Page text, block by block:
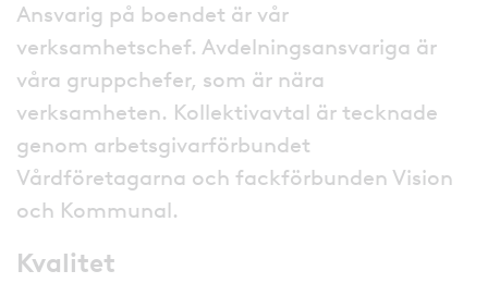
Ansvarig på boendet är vår
verksamhetschef. Avdelningsansvariga är
våra gruppchefer, som är nära
verksamheten. Kollektivavtal är tecknade
genom arbetsgivarförbundet
Vårdföretagarna och fackförbunden Vision
och Kommunal.
Kvalitet